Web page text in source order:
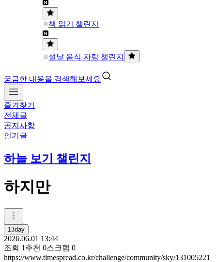
책 읽기 챌린지
설날 음식 자랑 챌린지
궁금한 내용을 검색해보세요
즐겨찾기
전체글
공지사항
인기글
하늘 보기 챌린지
하지만
13day
2026.06.01 13:44
조회 1 추천 0스크랩 0
https://www.timespread.co.kr/challenge/community/sky/131005221